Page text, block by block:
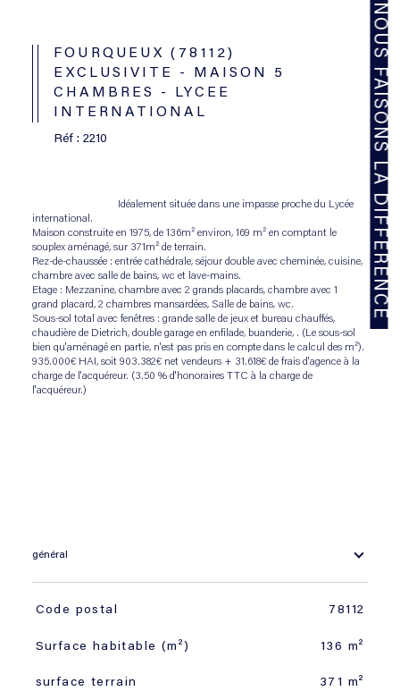
NOUS FAISONS LA DIFFÉRENCE
FOURQUEUX (78112)
EXCLUSIVITE - MAISON 5
CHAMBRES - LYCEE
INTERNATIONAL
Réf : 2210
international.
Maison construite en 1975, de 136m² environ, 169 m² en comptant le
souplex aménagé, sur 371m² de terrain.
Rez-de-chaussée : entrée cathédrale, séjour double avec cheminée, cuisine,
chambre avec salle de bains, wc et lave-mains.
Etage : Mezzanine, chambre avec 2 grands placards, chambre avec 1
grand placard, 2 chambres mansardées, Salle de bains, wc.
Sous-sol total avec fenêtres : grande salle de jeux et bureau chauffés,
chaudière de Dietrich, double garage en enfilade, buanderie, . (Le sous-sol
bien qu'aménagé en partie, n'est pas pris en compte dans le calcul des m²).
935.000€ HAI, soit 903.382€ net vendeurs + 31.618€ de frais d'agence à la
charge de l'acquéreur. (3.50 % d'honoraires TTC à la charge de
l'acquéreur.)
général
TRAD_SIROCCO_Caracteristique
Code postal 78112
Surface habitable (m²) 136 m²
surface terrain 371 m²